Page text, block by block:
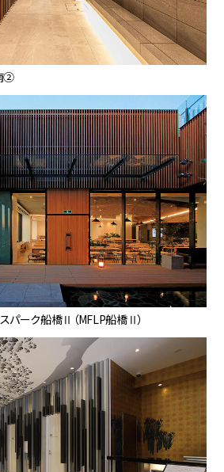
②
パーク船橋Ⅱ（MFLP船橋Ⅱ）